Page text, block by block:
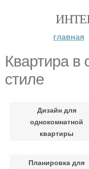
главная
Квартира в
стиле
Дизайн для
однокомнатной
квартиры
Планировка для